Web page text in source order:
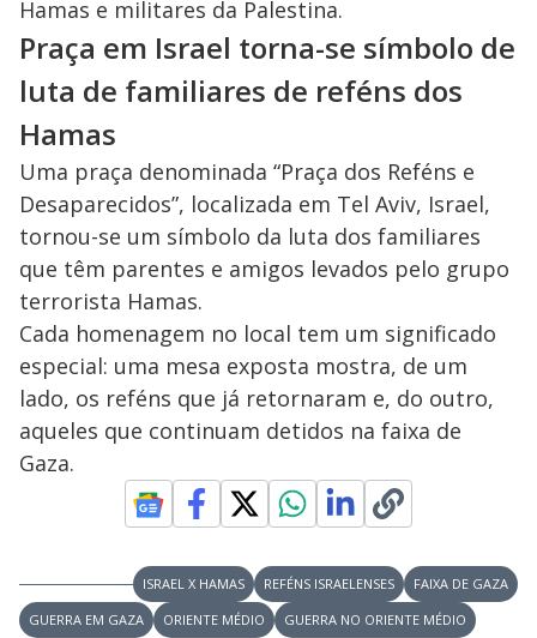
V
i
d
e
o
M
u
o
Hamas e militares da Palestina.
Praça em Israel torna-se símbolo de
luta de familiares de reféns dos
Hamas
Uma praça denominada “Praça dos Reféns e
Desaparecidos”, localizada em Tel Aviv, Israel,
tornou-se um símbolo da luta dos familiares
que têm parentes e amigos levados pelo grupo
terrorista Hamas.
Cada homenagem no local tem um significado
especial: uma mesa exposta mostra, de um
lado, os reféns que já retornaram e, do outro,
aqueles que continuam detidos na faixa de
Gaza.
ISRAEL X HAMAS REFÉNS ISRAELENSES
FAIXA DE GAZA
GUERRA EM GAZA
ORIENTE MÉDIO GUERRA NO ORIENTE MÉDIO